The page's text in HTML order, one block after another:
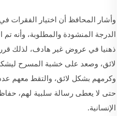
وأشار المحافظ أن اختيار الفقرات
الدرجة المنشودة والمطلوبة، وأنه تم
ذهنيا في عروض غير هادف، لذلك
لائق، وصعد على خشبة المسرح
وكرمهم بشكل لائق، والتقط معهم
حتى لا يعطى رسالة سلبية لهم،
الإنسانية.